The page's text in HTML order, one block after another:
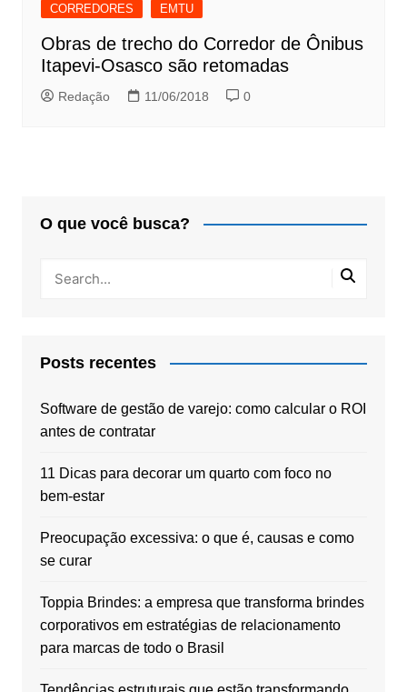
CORREDORES EMTU
Obras de trecho do Corredor de Ônibus
Itapevi-Osasco são retomadas
Redação 11/06/2018 0
O que você busca?
Posts recentes
Software de gestão de varejo: como calcular o ROI
antes de contratar
11 Dicas para decorar um quarto com foco no
bem-estar
Preocupação excessiva: o que é, causas e como
se curar
Toppia Brindes: a empresa que transforma brindes
corporativos em estratégias de relacionamento
para marcas de todo o Brasil